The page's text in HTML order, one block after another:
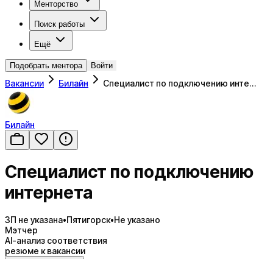
Менторство
Поиск работы
Ещё
Подобрать ментора Войти
Вакансии Билайн Специалист по подключению инте…
Билайн
Специалист по подключению
интернета
ЗП не указана•Пятигорск•Не указано
Мэтчер
AI-анализ соответствия
резюме к вакансии